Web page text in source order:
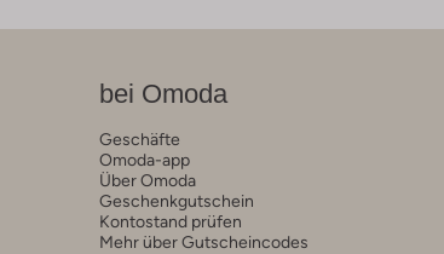
bei Omoda
Geschäfte
Omoda-app
Über Omoda
Geschenkgutschein
Kontostand prüfen
Mehr über Gutscheincodes